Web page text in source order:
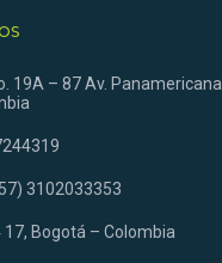
19A – 87 Av. Panamericana
3102033353
Bogotá – Colombia